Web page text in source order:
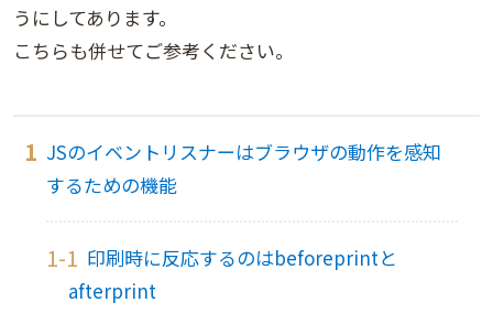
うにしてあります。
こちらも併せてご参考ください。
JSのイベントリスナーはブラウザの動作を感知
するための機能
印刷時に反応するのはbeforeprintと
afterprint